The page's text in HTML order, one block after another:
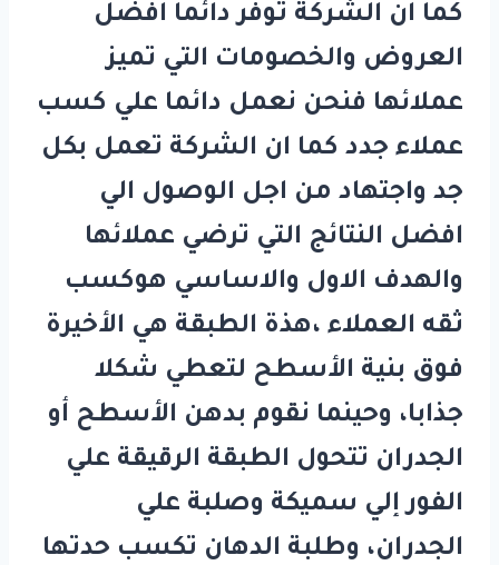
كما ان الشركة توفر دائما افضل
العروض والخصومات التي تميز
عملائها فنحن نعمل دائما علي كسب
عملاء جدد كما ان الشركة تعمل بكل
جد واجتهاد من اجل الوصول الي
افضل النتائج التي ترضي عملائها
والهدف الاول والاساسي هوكسب
ثقه العملاء ،هذة الطبقة هي الأخيرة
فوق بنية الأسطح لتعطي شكلا
جذابا، وحينما نقوم بدهن الأسطح أو
الجدران تتحول الطبقة الرقيقة علي
الفور إلي سميكة وصلبة علي
الجدران، وطلبة الدهان تكسب حدتها